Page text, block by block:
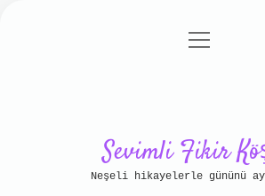
Gizlilik
menüyü
Sevimli Fikir
Neşeli hikayelerle gününü